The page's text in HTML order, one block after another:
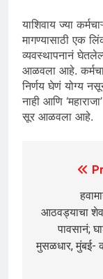
याशिवाय ज्या
मागण्यासाठी एक
व्यवस्थापनानं
आळवला आहे.
निर्णय घेणं योग्य
नाही आणि
सूर आळवला आहे.
आठवड्याचा
पावसानं;
मुसळधार, मुंबई-